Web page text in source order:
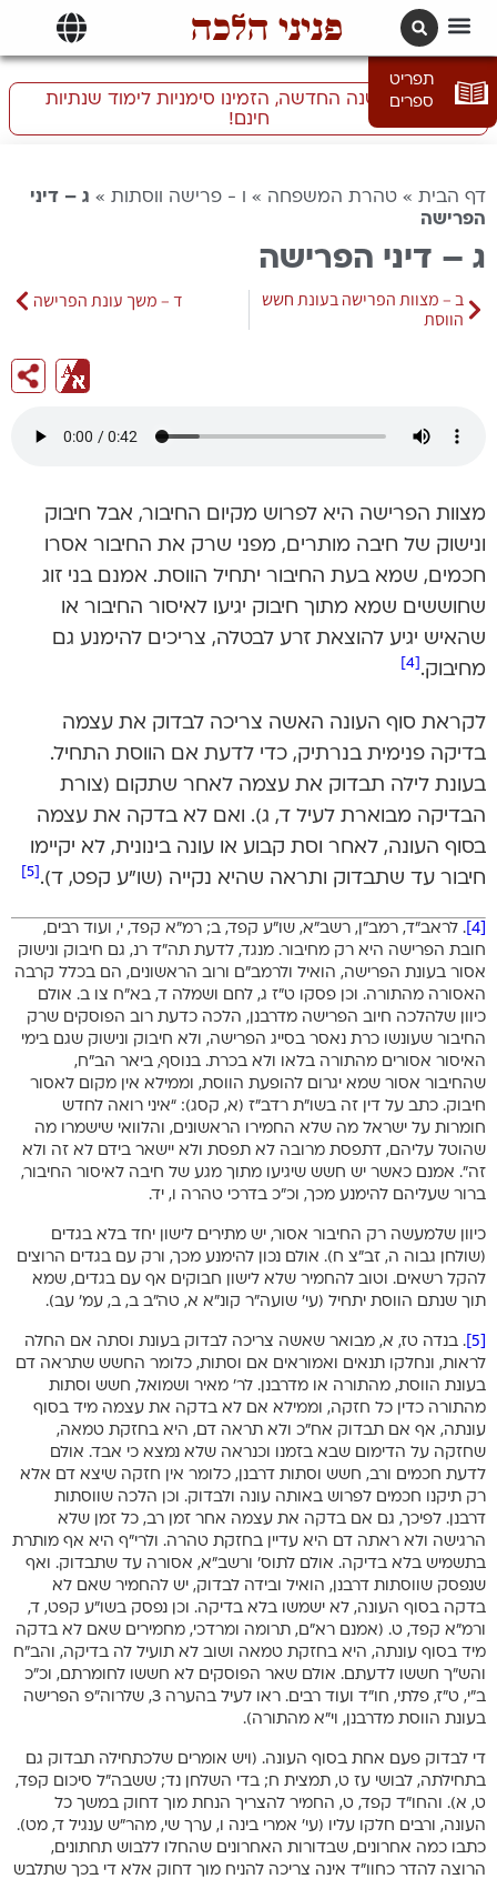
פניני הלכה
תפריט
ספרים
התכוננו לשנה החדשה, הזמינו סימניות לימוד שנתיות
חינם!
דף הבית » טהרת המשפחה » ו - פרישה ווסתות » ג – דיני
הפרישה
ג – דיני הפרישה
ב – מצוות הפרישה בעונת חשש
הווסת
ד – משך עונת הפרישה
מצוות הפרישה היא לפרוש מקיום החיבור, אבל חיבוק
ונישוק של חיבה מותרים, מפני שרק את החיבור אסרו
חכמים, שמא בעת החיבור יתחיל הווסת. אמנם בני זוג
שחוששים שמא מתוך חיבוק יגיעו לאיסור החיבור או
שהאיש יגיע להוצאת זרע לבטלה, צריכים להימנע גם
מחיבוק.
לקראת סוף העונה האשה צריכה לבדוק את עצמה
בדיקה פנימית בנרתיק, כדי לדעת אם הווסת התחיל.
בעונת לילה תבדוק את עצמה לאחר שתקום (צורת
הבדיקה מבוארת לעיל ד, ג). ואם לא בדקה את עצמה
בסוף העונה, לאחר וסת קבוע או עונה בינונית, לא יקיימו
חיבור עד שתבדוק ותראה שהיא נקייה (שו”ע קפט, ד).
. לראב”ד, רמב”ן, רשב”א, שו”ע קפד, ב; רמ”א קפד, י, ועוד רבים,
חובת הפרישה היא רק מחיבור. מנגד, לדעת תה”ד רנ, גם חיבוק ונישוק
אסור בעונת הפרישה, הואיל ולרמב”ם ורוב הראשונים, הם בכלל קרבה
האסורה מהתורה. וכן פסקו ט”ז ג, לחם ושמלה ד, בא”ח צו ב. אולם
כיוון שלהלכה חיוב הפרישה מדרבנן, הלכה כדעת רוב הפוסקים שרק
החיבור שעונשו כרת נאסר בסייג הפרישה, ולא חיבוק ונישוק שגם בימי
האיסור אסורים מהתורה בלאו ולא בכרת. בנוסף, ביאר הב”ח,
שהחיבור אסור שמא יגרום להופעת הווסת, וממילא אין מקום לאסור
חיבוק. כתב על דין זה בשו”ת רדב”ז (א, קסג): “איני רואה לחדש
חומרות על ישראל מה שלא החמירו הראשונים, והלוואי שישמרו מה
שהוטל עליהם, דתפסת מרובה לא תפסת ולא יישאר בידם לא זה ולא
זה”. אמנם כאשר יש חשש שיגיעו מתוך מגע של חיבה לאיסור החיבור,
ברור שעליהם להימנע מכך, וכ”כ בדרכי טהרה ו, יד.
כיוון שלמעשה רק החיבור אסור, יש מתירים לישון יחד בלא בגדים
(שולחן גבוה ה, זב”צ ח). אולם נכון להימנע מכך, ורק עם בגדים הרוצים
להקל רשאים. וטוב להחמיר שלא לישון חבוקים אף עם בגדים, שמא
תוך שנתם הווסת יתחיל (עי’ שועה”ר קונ”א א, טה”ב ב, ב, עמ’ עב).
. בנדה טז, א, מבואר שאשה צריכה לבדוק בעונת וסתה אם החלה
לראות, ונחלקו תנאים ואמוראים אם וסתות, כלומר החשש שתראה דם
בעונת הווסת, מהתורה או מדרבנן. לר’ מאיר ושמואל, חשש וסתות
מהתורה כדין כל חזקה, וממילא אם לא בדקה את עצמה מיד בסוף
עונתה, אף אם תבדוק אח”כ ולא תראה דם, היא בחזקת טמאה,
שחזקה על הדימום שבא בזמנו וכנראה שלא נמצא כי אבד. אולם
לדעת חכמים ורב, חשש וסתות דרבנן, כלומר אין חזקה שיצא דם אלא
רק תיקנו חכמים לפרוש באותה עונה ולבדוק. וכן הלכה שווסתות
דרבנן. לפיכך, גם אם בדקה את עצמה אחר זמן רב, כל זמן שלא
הרגישה ולא ראתה דם היא עדיין בחזקת טהרה. ולרי”ף היא אף מותרת
בתשמיש בלא בדיקה. אולם לתוס’ ורשב”א, אסורה עד שתבדוק. ואף
שנפסק שווסתות דרבנן, הואיל ובידה לבדוק, יש להחמיר שאם לא
בדקה בסוף העונה, לא ישמשו בלא בדיקה. וכן נפסק בשו”ע קפט, ד,
ורמ”א קפד, ט. (אמנם רא”ם, תרומה ומרדכי, מחמירים שאם לא בדקה
מיד בסוף עונתה, היא בחזקת טמאה ושוב לא תועיל לה בדיקה, והב”ח
והש”ך חששו לדעתם. אולם שאר הפוסקים לא חששו לחומרתם, וכ”כ
ב”י, ט”ז, פלתי, חו”ד ועוד רבים. ראו לעיל בהערה 3, שלרוה”פ הפרישה
בעונת הווסת מדרבנן, וי”א מהתורה).
די לבדוק פעם אחת בסוף העונה. (ויש אומרים שלכתחילה תבדוק גם
בתחילתה, לבושי עז ט, תמצית ח; בדי השלחן נד; ששבה”ל סיכום קפד,
ט, א). והחו”ד קפד, ט, החמיר להצריך הנחת מוך דחוק במשך כל
העונה, ורבים חלקו עליו (עי’ אמרי בינה ו, ערך שי, מהר”ש ענגיל ד, מט).
כתבו כמה אחרונים, שבדורות האחרונים שהחלו ללבוש תחתונים,
הרוצה להדר כחוו”ד אינה צריכה להניח מוך דחוק אלא די בכך שתלבש